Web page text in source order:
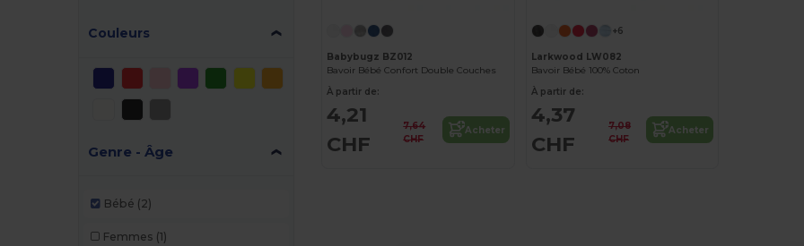
Couleurs
Genre - Âge
Bébé (2)
Femmes (1)
Babybugz BZ012
Bavoir Bébé Confort Double Couches
À partir de:
4,21
CHF
7,64
CHF
Acheter
+6
Larkwood LW082
Bavoir Bébé 100% Coton
À partir de:
4,37
CHF
7,08
CHF
Acheter